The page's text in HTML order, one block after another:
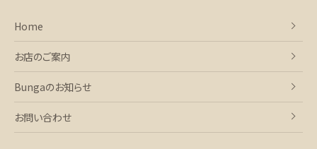
Home
お店のご案内
Bungaのお知らせ
お問い合わせ